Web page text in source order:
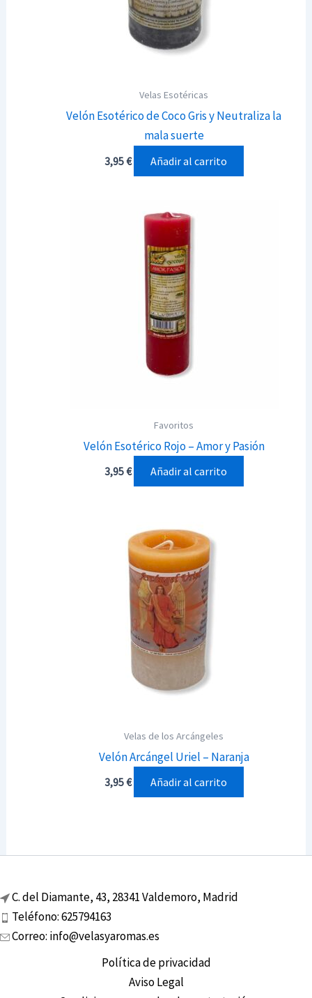
Velas Esotéricas
Velón Esotérico de Coco Gris y Neutraliza la
mala suerte
3,95€ Añadir al carrito
Favoritos
Velón Esotérico Rojo – Amor y Pasión
3,95€ Añadir al carrito
Velas de los Arcángeles
Velón Arcángel Uriel – Naranja
3,95€ Añadir al carrito
C. del Diamante, 43, 28341 Valdemoro, Madrid
Teléfono: 625794163
Correo: info@velasyaromas.es
Política de privacidad
Aviso Legal